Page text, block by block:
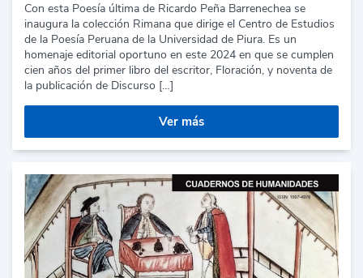
Con esta Poesía última de Ricardo Peña Barrenechea se
inaugura la colección Rimana que dirige el Centro de Estudios
de la Poesía Peruana de la Universidad de Piura. Es un
homenaje editorial oportuno en este 2024 en que se cumplen
cien años del primer libro del escritor, Floración, y noventa de
la publicación de Discurso […]
Ver más